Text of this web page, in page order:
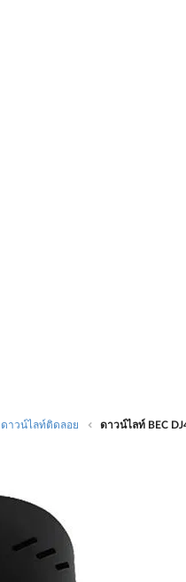
ดาวน์ไลท์ติดลอย ดาวน์ไลท์ BEC